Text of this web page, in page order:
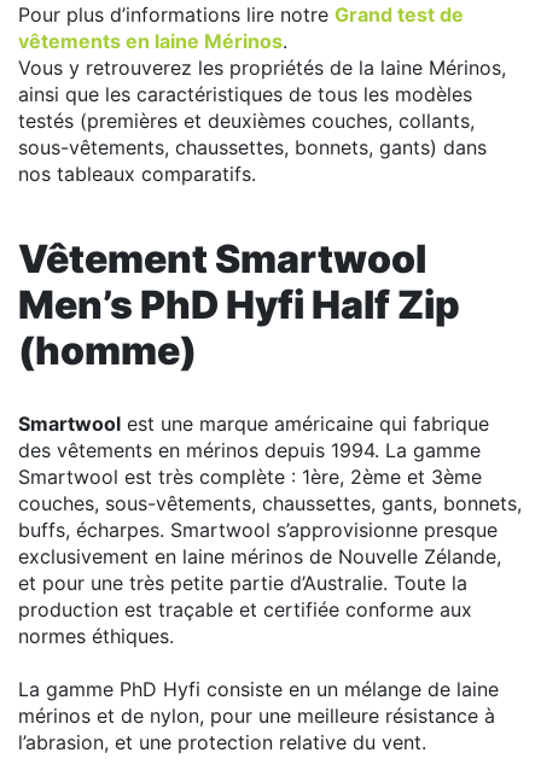
Pour plus d’informations lire notre Grand test de
vêtements en laine Mérinos.
Vous y retrouverez les propriétés de la laine Mérinos,
ainsi que les caractéristiques de tous les modèles
testés (premières et deuxièmes couches, collants,
sous-vêtements, chaussettes, bonnets, gants) dans
nos tableaux comparatifs.
Vêtement Smartwool
Men’s PhD Hyfi Half Zip
(homme)
Smartwool est une marque américaine qui fabrique
des vêtements en mérinos depuis 1994. La gamme
Smartwool est très complète : 1ère, 2ème et 3ème
couches, sous-vêtements, chaussettes, gants, bonnets,
buffs, écharpes. Smartwool s’approvisionne presque
exclusivement en laine mérinos de Nouvelle Zélande,
et pour une très petite partie d’Australie. Toute la
production est traçable et certifiée conforme aux
normes éthiques.
La gamme PhD Hyfi consiste en un mélange de laine
mérinos et de nylon, pour une meilleure résistance à
l’abrasion, et une protection relative du vent.